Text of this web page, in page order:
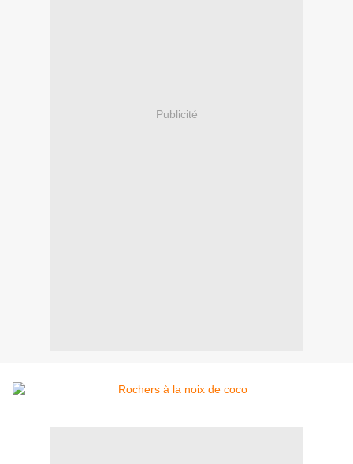
Publicité